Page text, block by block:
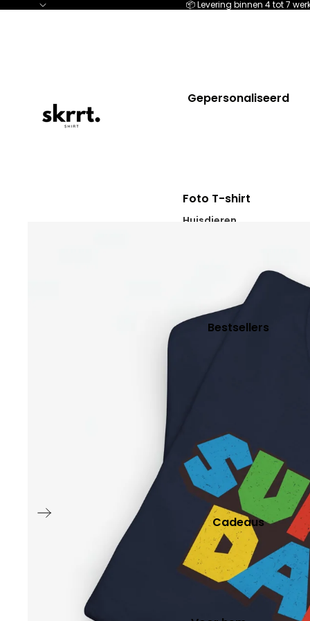
📦 Levering binnen 4 tot 7
Gepersonaliseerd
Foto T-shirt
Huisdieren
Bruiloft
Moederdag
Vaderdag
Oranje T-shirt
Bestsellers
Cadeaus